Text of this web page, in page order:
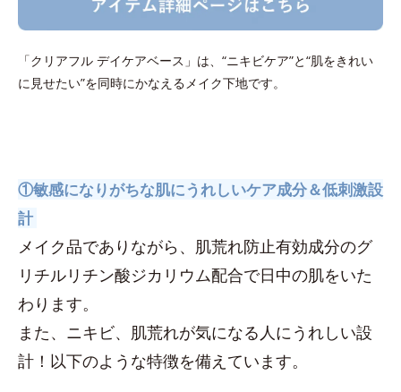
「クリアフル デイケアベース」は、“ニキビケア”と“肌をきれい
に見せたい”を同時にかなえるメイク下地です。
①敏感になりがちな肌にうれしいケア成分＆低刺激設
計
メイク品でありながら、肌荒れ防止有効成分のグ
リチルリチン酸ジカリウム配合で日中の肌をいた
わります。
また、ニキビ、肌荒れが気になる人にうれしい設
計！以下のような特徴を備えています。